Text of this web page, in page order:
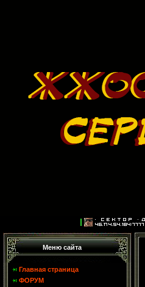
Меню сайта
Главная страница
ФОРУМ